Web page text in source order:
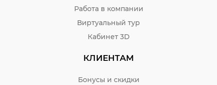
Работа в компании
Виртуальный тур
Кабинет 3D
КЛИЕНТАМ
Бонусы и скидки